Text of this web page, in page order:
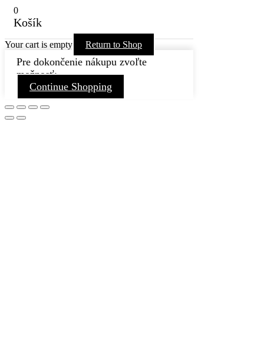
0
Košík
Your cart is empty Return to Shop
Pre dokončenie nákupu zvoľte
možnosť:
Continue Shopping